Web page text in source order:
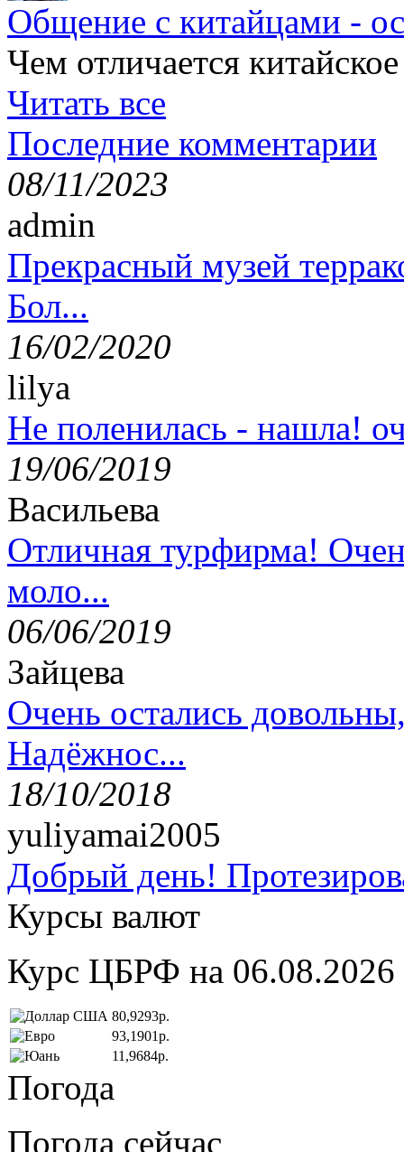
Общение с китайцами -
Чем отличается
Читать все
Последние комментарии
08/11/2023
admin
Прекрасный музей
Бол...
16/02/2020
lilya
Не поленилась - нашла!
19/06/2019
Васильева
Отличная турфирма!
моло...
06/06/2019
Зайцева
Очень остались
Надёжнос...
18/10/2018
yuliyamai2005
Добрый день!
Курсы валют
Курс ЦБРФ на 06.08.2026
80,9293р.
93,1901р.
11,9684р.
Погода
Погода сейчас